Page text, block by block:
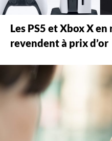
Les PS5 et Xbox X
revendent à prix d’or